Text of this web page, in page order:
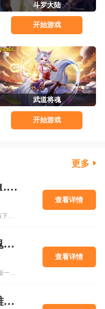
斗罗大陆
开始游戏
武道将魂
开始游戏
更多
奇迹私服网v1.0.4 官方版下载
查看详情
斗罗大陆武魂觉醒内购版
斗罗大陆武魂觉醒内购版一款最新公测的玄幻修仙手游，经典IP改编，游戏高度还原人物剧情，上线就送礼包，魂器魂环应有尽有，等级越高福利越多，收集角色搭配阵容，自动匹配真人玩家。18183手游网为您提供斗罗大陆武魂觉醒内购版下载。
查看详情
航海王壮志雄心九游版